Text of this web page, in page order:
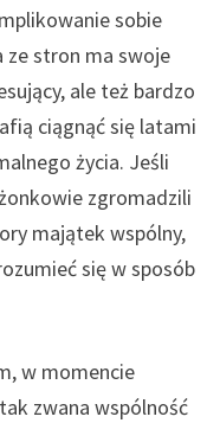
sobie
ze stron ma swoje
ale też bardzo
ciągnąć się latami
życia. Jeśli
zgromadzili
majątek wspólny,
się w sposób
w momencie
zwana wspólność